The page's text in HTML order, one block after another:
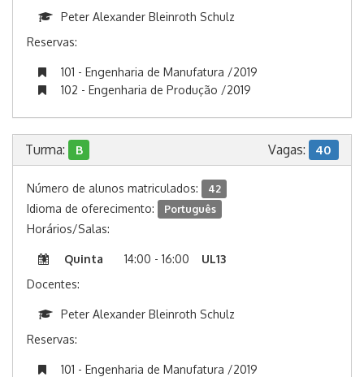
Peter Alexander Bleinroth Schulz
Reservas:
101 - Engenharia de Manufatura /2019
102 - Engenharia de Produção /2019
Turma: B Vagas: 40
Número de alunos matriculados: 42
Idioma de oferecimento: Português
Horários/Salas:
Quinta 14:00 - 16:00
UL13
Docentes:
Peter Alexander Bleinroth Schulz
Reservas:
101 - Engenharia de Manufatura /2019